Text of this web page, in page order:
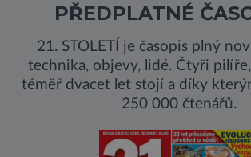
PŘEDPLATNÉ
21. STOLETÍ je časopis plný
technika, objevy, lidé. Čtyři
téměř dvacet let stojí a díky
250 000 čtenářů.